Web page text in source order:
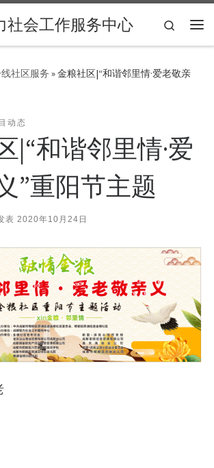
社会工作服务中心
Search
社区服务 »金粮社区|“和谐邻里情·爱老敬亲
动态
|“和谐邻里情·爱
”重阳节主题
表 2020年10月24日